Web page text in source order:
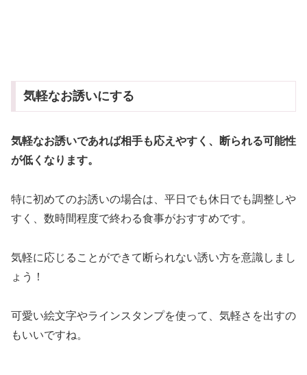
気軽なお誘いにする
気軽なお誘いであれば相手も応えやすく、断られる可能性
が低くなります。
特に初めてのお誘いの場合は、平日でも休日でも調整しや
すく、数時間程度で終わる食事がおすすめです。
気軽に応じることができて断られない誘い方を意識しまし
ょう！
可愛い絵文字やラインスタンプを使って、気軽さを出すの
もいいですね。